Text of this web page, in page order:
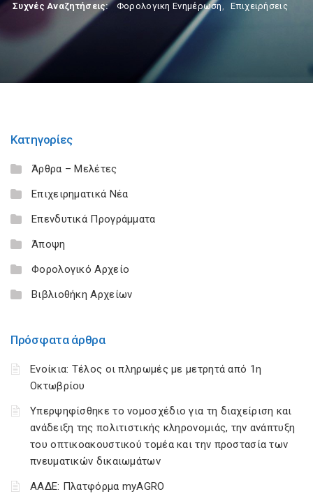
Συχνές Αναζητήσεις: Φορολογικη Ενημέρωση, Επιχειρήσεις
Κατηγορίες
Άρθρα – Μελέτες
Επιχειρηματικά Νέα
Επενδυτικά Προγράμματα
Άποψη
Φορολογικό Αρχείο
Βιβλιοθήκη Αρχείων
Πρόσφατα άρθρα
Ενοίκια: Τέλος οι πληρωμές με μετρητά από 1η
Οκτωβρίου
Υπερψηφίσθηκε το νομοσχέδιο για τη διαχείριση και
ανάδειξη της πολιτιστικής κληρονομιάς, την ανάπτυξη
του οπτικοακουστικού τομέα και την προστασία των
πνευματικών δικαιωμάτων
ΑΑΔΕ: Πλατφόρμα myAGRO